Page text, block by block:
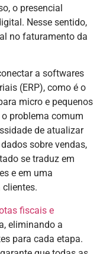
o presencial
Nesse sentido,
no faturamento da
a softwares
(ERP), como é o
micro e pequenos
problema comum
de atualizar
sobre vendas,
se traduz em
e em uma
fiscais e
eliminando a
para cada etapa.